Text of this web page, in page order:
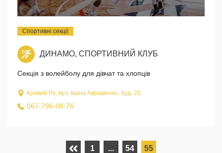
Спортивні секції
ДИНАМО, СПОРТИВНИЙ КЛУБ
Секція з волейболу для дівчат та хлопців
Кривий Ріг, вул. Івана Авраменко, буд. 25
067-796-08-76
1 ... 54 55